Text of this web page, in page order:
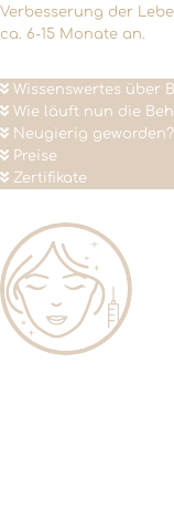
Verbesserung der
ca. 6-15 Monate an.
Wissenswertes über
Wie läuft nun die
Neugierig geworden?
Preise
Zertifikate